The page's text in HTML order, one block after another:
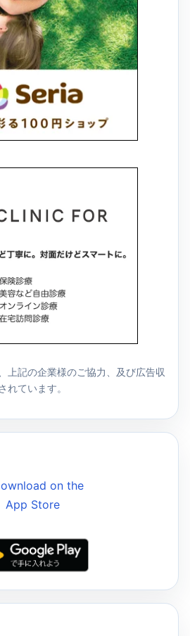
上記の企業様のご協力、及び広告収
れています。